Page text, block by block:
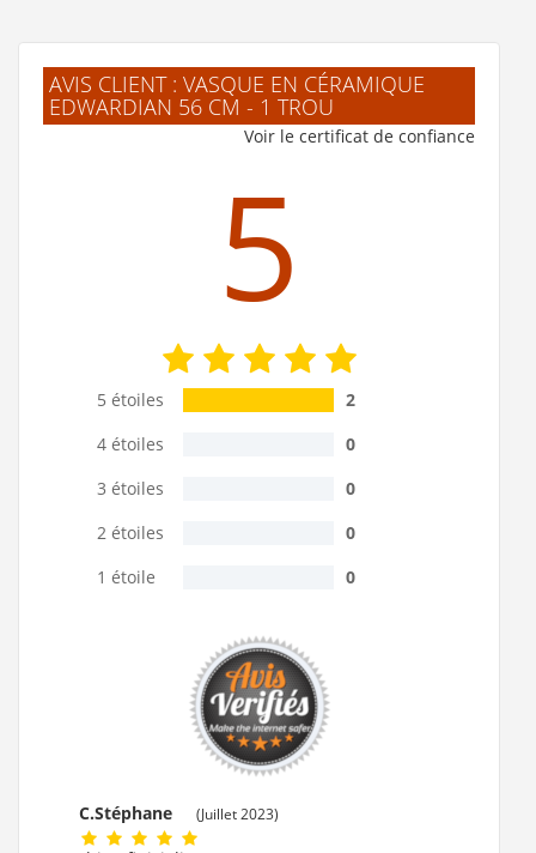
AVIS CLIENT : VASQUE EN CÉRAMIQUE
EDWARDIAN 56 CM - 1 TROU
Voir le certificat de confiance
5
5 étoiles
2
4 étoiles
0
3 étoiles
0
2 étoiles
0
1 étoile
0
C.Stéphane (Juillet 2023)